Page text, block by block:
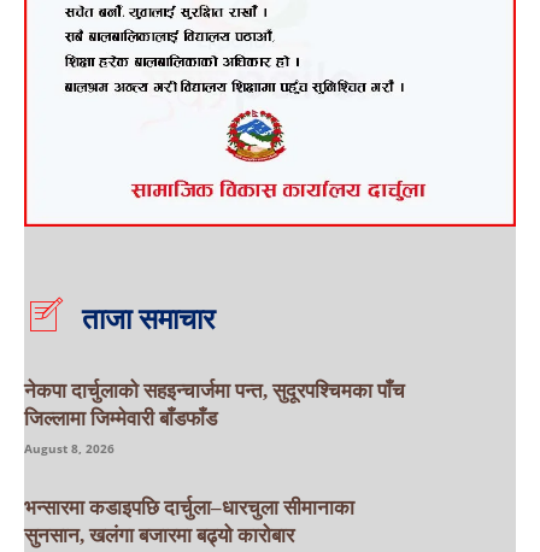
ताजा समाचार
नेकपा दार्चुलाको सहइन्चार्जमा पन्त, सुदूरपश्चिमका पाँच
जिल्लामा जिम्मेवारी बाँडफाँड
August 8, 2026
भन्सारमा कडाइपछि दार्चुला–धारचुला सीमानाका
सुनसान, खलंगा बजारमा बढ्यो कारोबार